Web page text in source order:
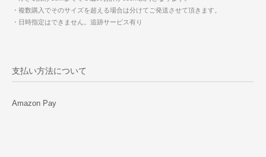
・複数購入でそのサイズを超える場合は分けてご発送させて頂きます。
・日時指定はできません。追跡サービス有り
支払い方法について
Amazon Pay